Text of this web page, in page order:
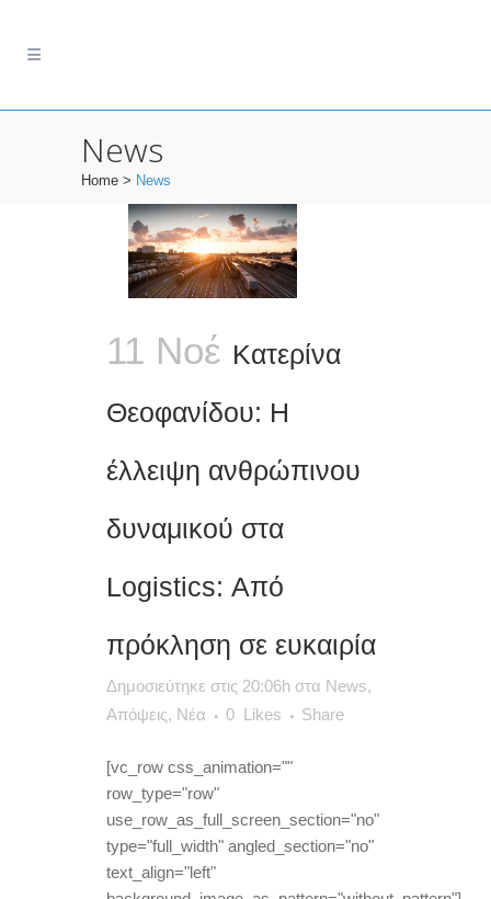
News
Home > News
11 Νοέ Κατερίνα
Θεοφανίδου: Η
έλλειψη ανθρώπινου
δυναμικού στα
Logistics: Από
πρόκληση σε ευκαιρία
Δημοσιεύτηκε στις 20:06h στα News,
Απόψεις, Νέα 0 Likes Share
[vc_row css_animation=""
row_type="row"
use_row_as_full_screen_section="no"
type="full_width" angled_section="no"
text_align="left"